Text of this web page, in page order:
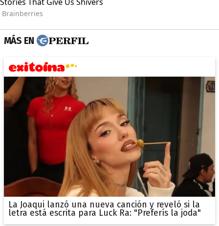
MÁS EN
La Joaqui lanzó una nueva canción y reveló si la
letra está escrita para Luck Ra: "Preferís la joda"